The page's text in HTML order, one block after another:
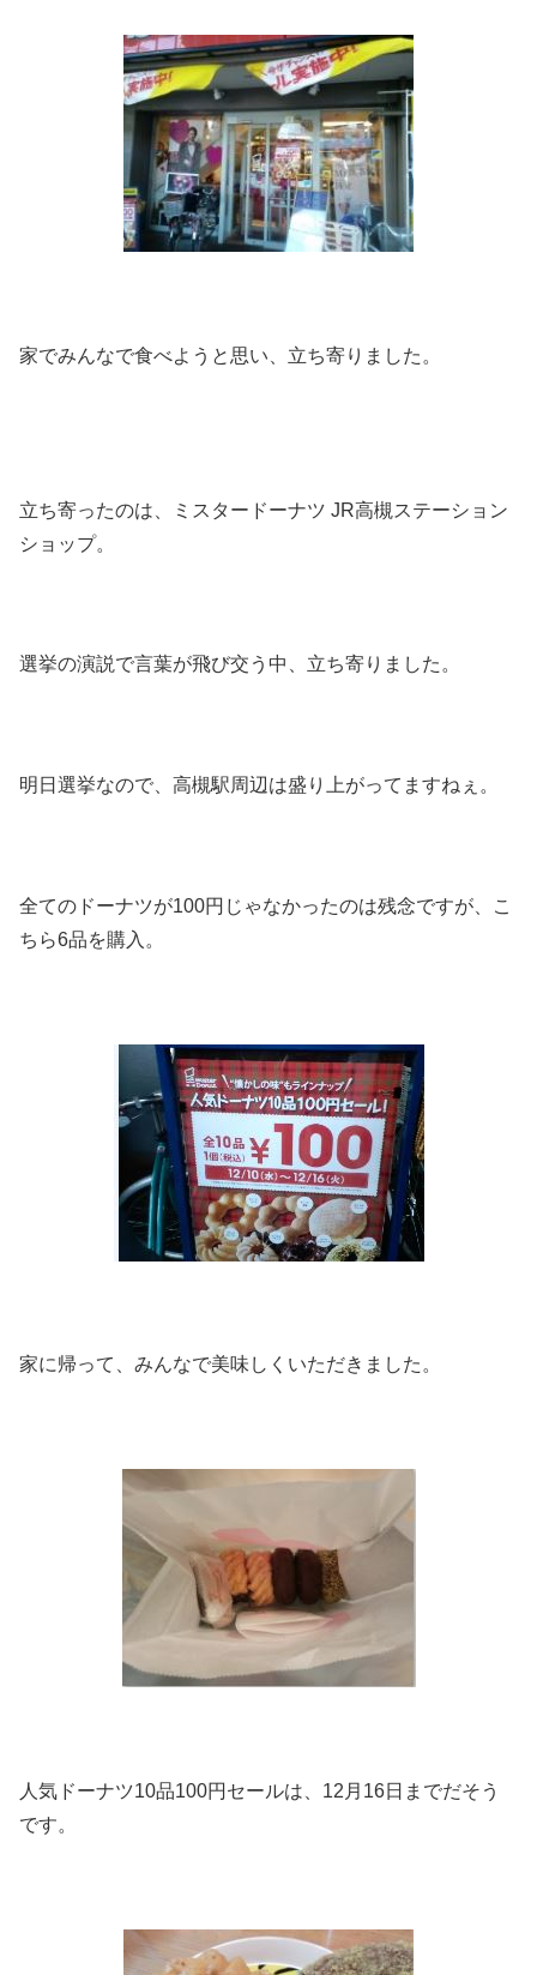
家でみんなで食べようと思い、立ち寄りました。
立ち寄ったのは、ミスタードーナツ JR高槻ステーション
ショップ。
選挙の演説で言葉が飛び交う中、立ち寄りました。
明日選挙なので、高槻駅周辺は盛り上がってますねぇ。
全てのドーナツが100円じゃなかったのは残念ですが、こ
ちら6品を購入。
家に帰って、みんなで美味しくいただきました。
人気ドーナツ10品100円セールは、12月16日までだそう
です。